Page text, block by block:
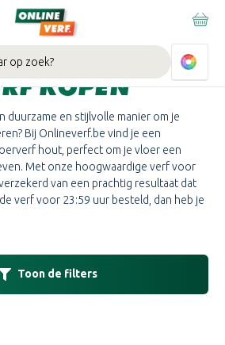
KOPEN
duurzame en stijlvolle manier om je
Bij Onlineverf.be vind je een
hout, perfect om je vloer een
Met onze hoogwaardige verf voor
van een prachtig resultaat dat
de verf voor 23:59 uur besteld, dan heb je
Toon de filters